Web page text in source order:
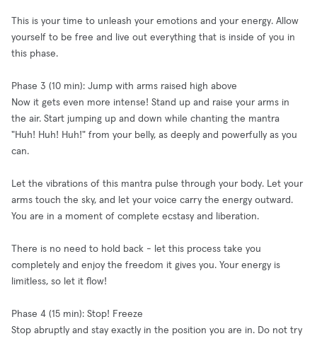
This is your time to unleash your emotions and your energy. Allow
yourself to be free and live out everything that is inside of you in
this phase.
Phase 3 (10 min): Jump with arms raised high above
Now it gets even more intense! Stand up and raise your arms in
the air. Start jumping up and down while chanting the mantra
"Huh! Huh! Huh!" from your belly, as deeply and powerfully as you
can.
Let the vibrations of this mantra pulse through your body. Let your
arms touch the sky, and let your voice carry the energy outward.
You are in a moment of complete ecstasy and liberation.
There is no need to hold back - let this process take you
completely and enjoy the freedom it gives you. Your energy is
limitless, so let it flow!
Phase 4 (15 min): Stop! Freeze
Stop abruptly and stay exactly in the position you are in. Do not try